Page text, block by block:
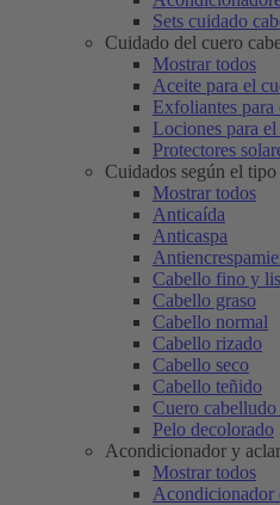
Sets cuidado
Cuidado del cuero
Mostrar todos
Aceite para el
Exfoliantes
Lociones para
Protectores
Cuidados según el
Mostrar todos
Anticaída
Anticaspa
Cabello fino y
Cabello graso
Cabello normal
Cabello rizado
Cabello seco
Cabello teñido
Cuero cabelludo
Pelo decolorado
Acondicionador y
Mostrar todos
Acondicionador